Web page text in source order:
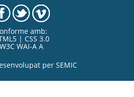
amb:
| CSS 3.0
W3C WAI-A A
per SEMIC